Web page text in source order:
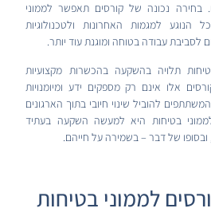
בחירה נכונה של קורסים תאפשר לממוני
הנוגע למגמות האחרונות ולטכנולוגיות
עבודה בטוחה ומוגנת עוד יותר.
תלויה בהשקעה בהכשרות מקצועיות
אלו אינם רק מספקים ידע ומיומנויות
להוביל שינוי חיובי בתוך הארגונים
בטיחות היא למעשה השקעה בעתיד
של דבר – בשמירה על חייהם.
לממוני בטיחות